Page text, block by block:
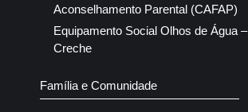
Aconselhamento Parental (CAFAP)
Equipamento Social Olhos de Água –
Creche
Família e Comunidade